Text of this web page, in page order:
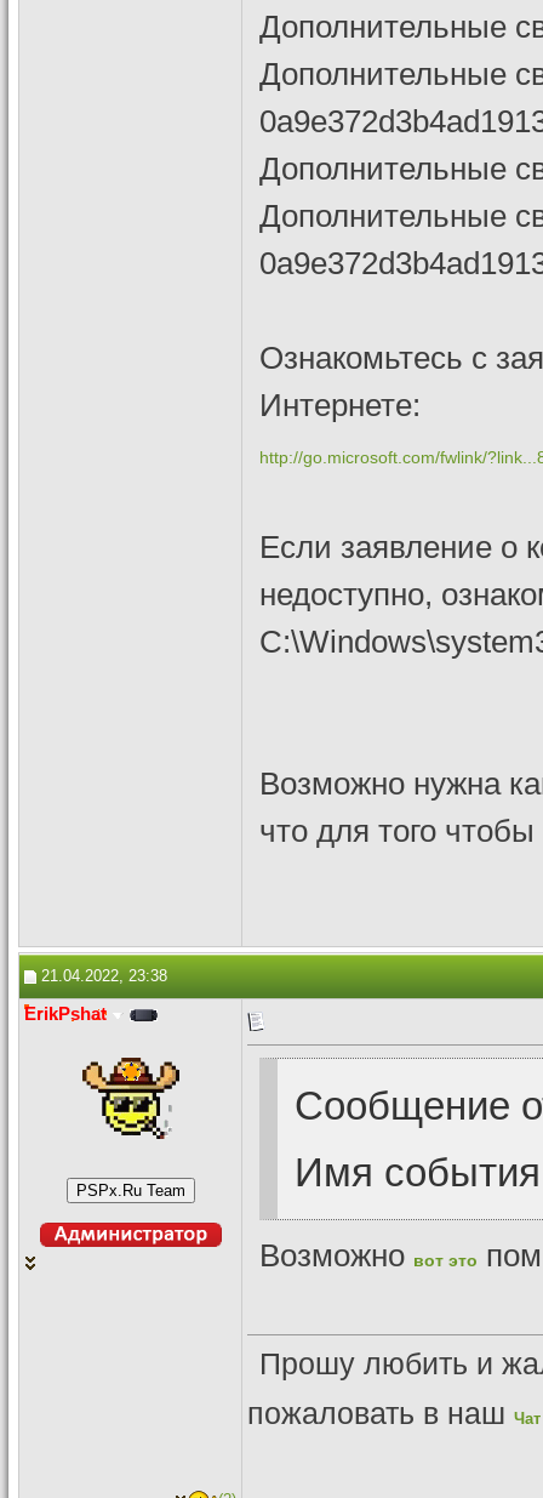
Дополнительные
Дополнительные
Дополнительные
Дополнительные
Ознакомьтесь с
Интернете:
http://go.microsoft.com/fwlink/
Если заявление о
недоступно,
Возможно нужна
что для того чтобы
21.04.2022, 23:38
ErikPshat
Сообщение
Имя
Возможно вот это
Прошу любить и
пожаловать в наш